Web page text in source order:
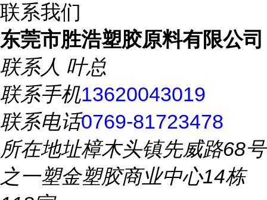
联系我们
东莞市胜浩塑胶原料有限公司
联系人 叶总
联系手机13620043019
联系电话0769-81723478
所在地址樟木头镇先威路68号
之一塑金塑胶商业中心14栋